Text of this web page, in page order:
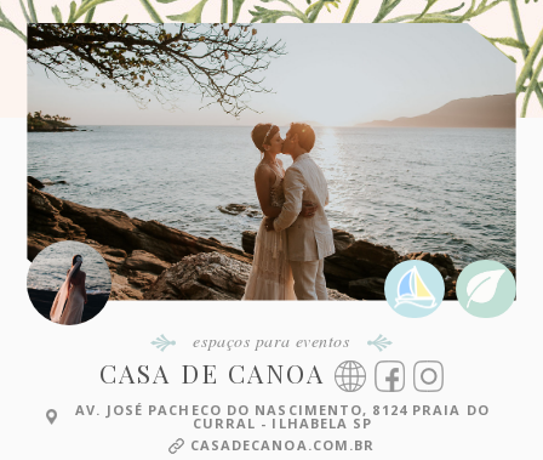
espaços para eventos
CASA DE CANOA
AV. JOSÉ PACHECO DO NASCIMENTO, 8124 PRAIA DO
CURRAL - ILHABELA SP
CASADECANOA.COM.BR